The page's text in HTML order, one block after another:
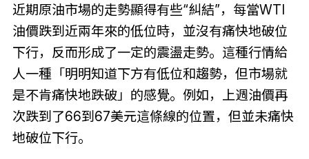
近期原油市場的走勢顯得有些“糾結”，每當WTI
油價跌到近兩年來的低位時，並沒有痛快地破位
下行，反而形成了一定的震盪走勢。這種行情給
人一種「明明知道下方有低位和趨勢，但市場就
是不肯痛快地跌破」的感覺。例如，上週油價再
次跌到了66到67美元這條線的位置，但並未痛快
地破位下行。